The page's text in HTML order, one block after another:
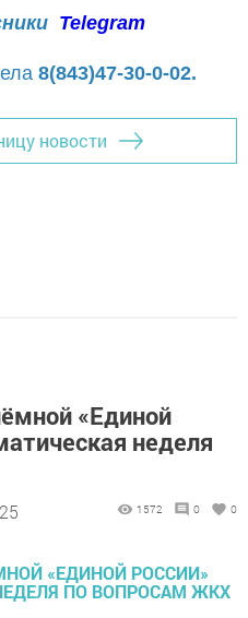
Telegram
8(843)47-30-0-02.
новости
«Единой
неделя
1572 0 0